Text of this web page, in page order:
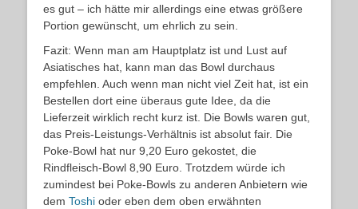
es gut – ich hätte mir allerdings eine etwas größere
Portion gewünscht, um ehrlich zu sein.
Fazit: Wenn man am Hauptplatz ist und Lust auf
Asiatisches hat, kann man das Bowl durchaus
empfehlen. Auch wenn man nicht viel Zeit hat, ist ein
Bestellen dort eine überaus gute Idee, da die
Lieferzeit wirklich recht kurz ist. Die Bowls waren gut,
das Preis-Leistungs-Verhältnis ist absolut fair. Die
Poke-Bowl hat nur 9,20 Euro gekostet, die
Rindfleisch-Bowl 8,90 Euro. Trotzdem würde ich
zumindest bei Poke-Bowls zu anderen Anbietern wie
dem Toshi oder eben dem oben erwähnten